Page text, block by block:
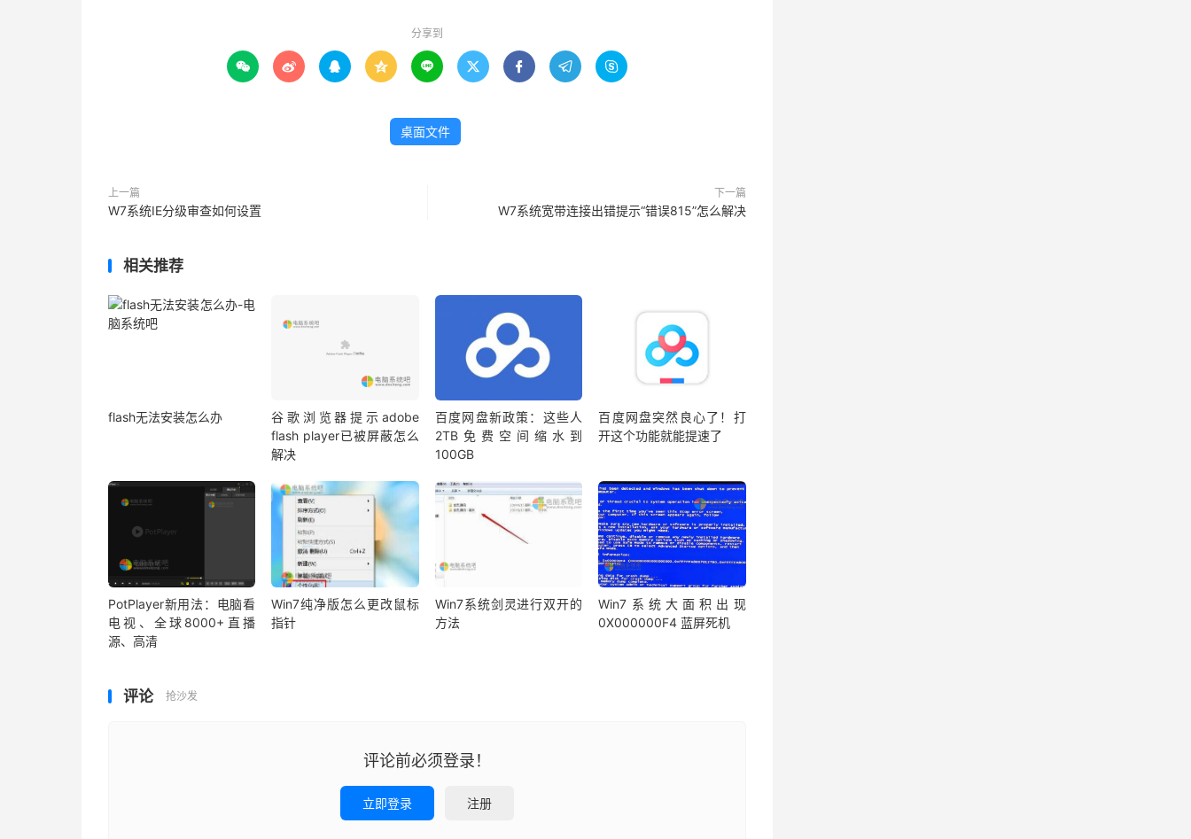
分享到
        
桌面文件
上一篇
W7系统IE分级审查如何设置
下一篇
W7系统宽带连接出错提示“错误815”怎么解决
相关推荐
flash无法安装怎么办
谷歌浏览器提示adobe
flash player已被屏蔽怎么
解决
百度网盘新政策：这些人
2TB免费空间缩水到
100GB
百度网盘突然良心了！打
开这个功能就能提速了
PotPlayer新用法：电脑看
电视、全球8000+直播
源、高清
Win7纯净版怎么更改鼠标
指针
Win7系统剑灵进行双开的
方法
Win7系统大面积出现
0X000000F4 蓝屏死机
评论 抢沙发
评论前必须登录！
立即登录 注册